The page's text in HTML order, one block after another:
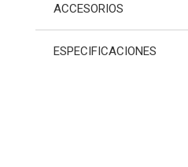
ESPECIFICACIONES
ACCESORIOS